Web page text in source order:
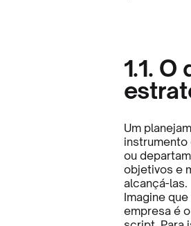
1.1.
Um
instrumento
ou
objetivos e
alcançá-las.
Imagine
empresa é